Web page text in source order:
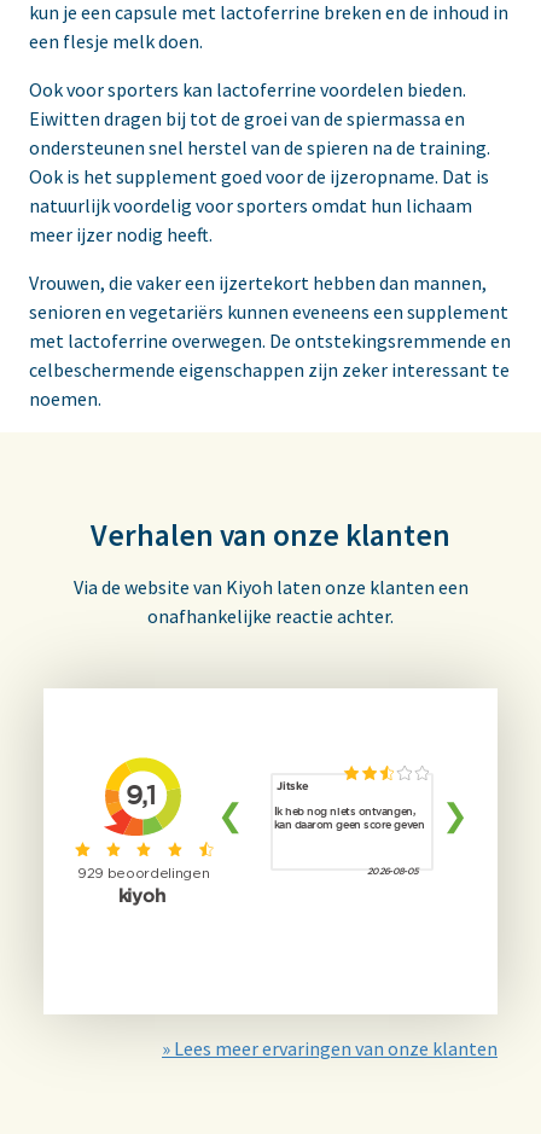
kun je een capsule met lactoferrine breken en de inhoud in
een flesje melk doen.
Ook voor sporters kan lactoferrine voordelen bieden.
Eiwitten dragen bij tot de groei van de spiermassa en
ondersteunen snel herstel van de spieren na de training.
Ook is het supplement goed voor de ijzeropname. Dat is
natuurlijk voordelig voor sporters omdat hun lichaam
meer ijzer nodig heeft.
Vrouwen, die vaker een ijzertekort hebben dan mannen,
senioren en vegetariërs kunnen eveneens een supplement
met lactoferrine overwegen. De ontstekingsremmende en
celbeschermende eigenschappen zijn zeker interessant te
noemen.
Verhalen van onze klanten
Via de website van Kiyoh laten onze klanten een
onafhankelijke reactie achter.
» Lees meer ervaringen van onze klanten